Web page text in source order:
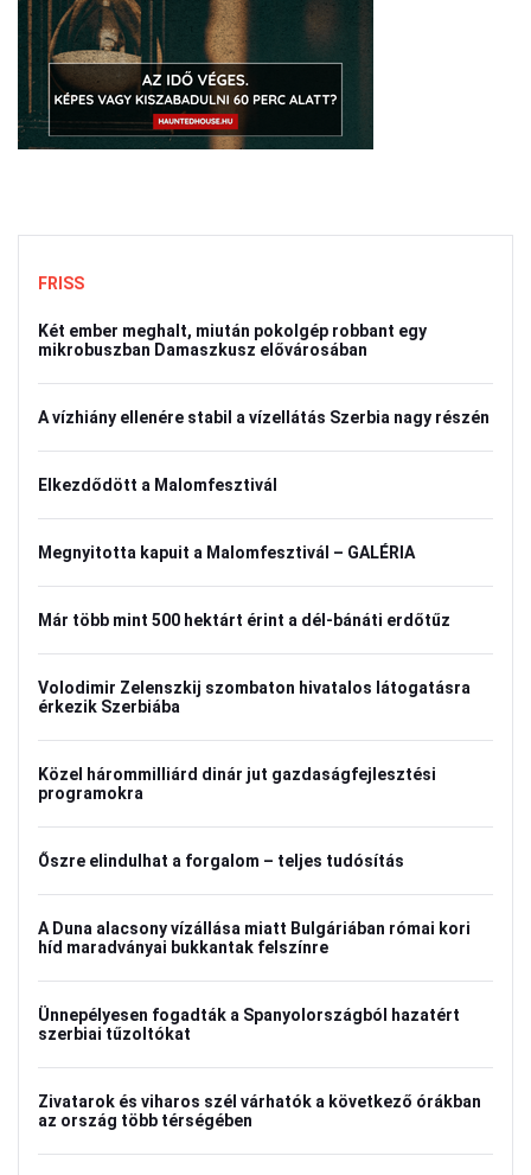
FRISS
Két ember meghalt, miután pokolgép robbant egy
mikrobuszban Damaszkusz elővárosában
A vízhiány ellenére stabil a vízellátás Szerbia nagy részén
Elkezdődött a Malomfesztivál
Megnyitotta kapuit a Malomfesztivál – GALÉRIA
Már több mint 500 hektárt érint a dél-bánáti erdőtűz
Volodimir Zelenszkij szombaton hivatalos látogatásra
érkezik Szerbiába
Közel hárommilliárd dinár jut gazdaságfejlesztési
programokra
Őszre elindulhat a forgalom – teljes tudósítás
A Duna alacsony vízállása miatt Bulgáriában római kori
híd maradványai bukkantak felszínre
Ünnepélyesen fogadták a Spanyolországból hazatért
szerbiai tűzoltókat
Zivatarok és viharos szél várhatók a következő órákban
az ország több térségében